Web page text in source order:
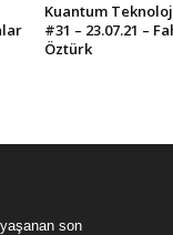
Kuantum
#31 – 23.07.21 –
Öztürk
son